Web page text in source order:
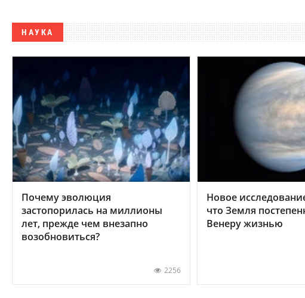
НАУКА
Почему эволюция
застопорилась на миллионы
лет, прежде чем внезапно
возобновиться?
2256
Новое
что Земля
Венеру жизнью